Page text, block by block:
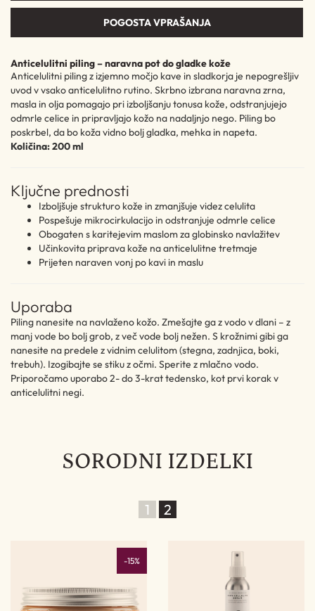
POGOSTA VPRAŠANJA
Anticelulitni piling – naravna pot do gladke kože
Anticelulitni piling z izjemno močjo kave in sladkorja je nepogrešljiv
uvod v vsako anticelulitno rutino. Skrbno izbrana naravna zrna,
masla in olja pomagajo pri izboljšanju tonusa kože, odstranjujejo
odmrle celice in pripravljajo kožo na nadaljnjo nego. Piling bo
poskrbel, da bo koža vidno bolj gladka, mehka in napeta.
Količina: 200 ml
Ključne prednosti
Izboljšuje strukturo kože in zmanjšuje videz celulita
Pospešuje mikrocirkulacijo in odstranjuje odmrle celice
Obogaten s karitejevim maslom za globinsko navlažitev
Učinkovita priprava kože na anticelulitne tretmaje
Prijeten naraven vonj po kavi in maslu
Uporaba
Piling nanesite na navlaženo kožo. Zmešajte ga z vodo v dlani – z
manj vode bo bolj grob, z več vode bolj nežen. S krožnimi gibi ga
nanesite na predele z vidnim celulitom (stegna, zadnjica, boki,
trebuh). Izogibajte se stiku z očmi. Sperite z mlačno vodo.
Priporočamo uporabo 2- do 3-krat tedensko, kot prvi korak v
anticelulitni negi.
SORODNI IZDELKI
1 2
-15%